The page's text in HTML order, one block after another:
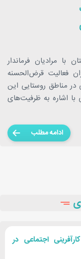
مرادیان فرماندار
فعالیت قرض‌الحسنه
در مناطق روستایی این
با اشاره به ظرفیت‌های
ادامه مطلب
اجتماعی در